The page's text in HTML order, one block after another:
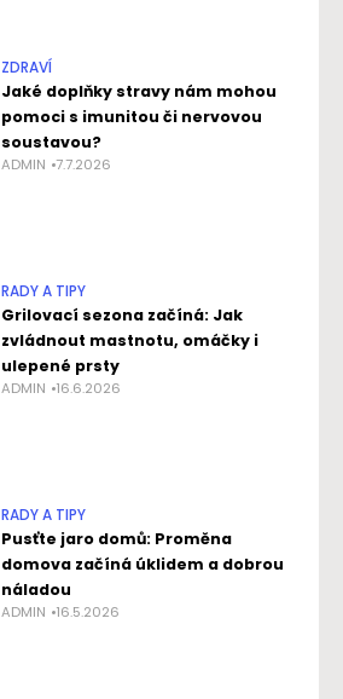
ZDRAVÍ
Jaké doplňky stravy nám mohou
pomoci s imunitou či nervovou
soustavou?
ADMIN 7.7.2026
RADY A TIPY
Grilovací sezona začíná: Jak
zvládnout mastnotu, omáčky i
ulepené prsty
ADMIN 16.6.2026
RADY A TIPY
Pusťte jaro domů: Proměna
domova začíná úklidem a dobrou
náladou
ADMIN 16.5.2026